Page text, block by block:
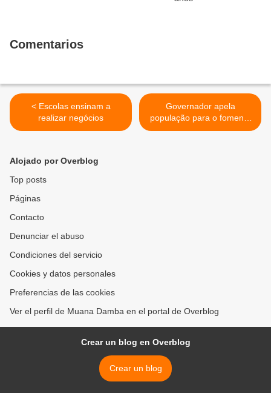
Comentarios
< Escolas ensinam a
realizar negócios
Governador apela
população para o fomento
da produção agrícola >
Alojado por Overblog
Top posts
Páginas
Contacto
Denunciar el abuso
Condiciones del servicio
Cookies y datos personales
Preferencias de las cookies
Ver el perfil de Muana Damba en el portal de Overblog
Crear un blog en Overblog
Crear un blog